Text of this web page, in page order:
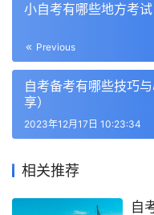
小自考有哪些地方考
Previous
自考备考有哪些技巧
享）
2023年12月17日 10:23:34
相关推荐
自